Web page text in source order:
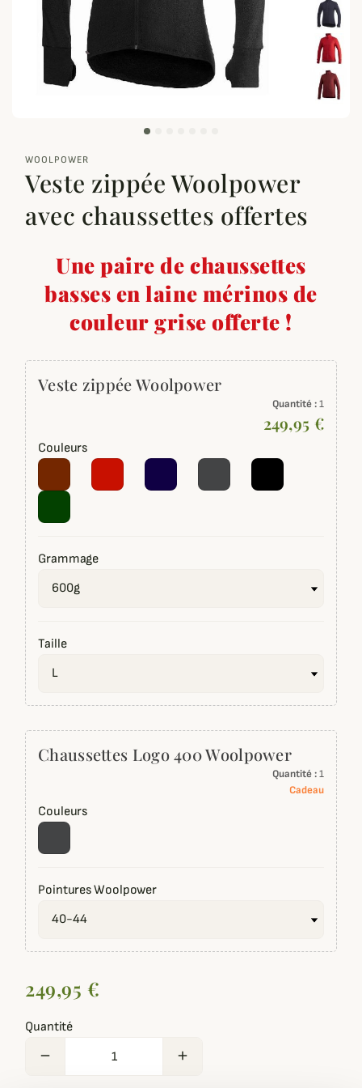
WOOLPOWER
Veste zippée Woolpower
avec chaussettes offertes
Une paire de chaussettes
basses en laine mérinos de
couleur grise offerte !
Veste zippée Woolpower
Quantité :1
249,95 €
Couleurs
Grammage
Taille
Chaussettes Logo 400 Woolpower
Quantité :1
Cadeau
Couleurs
Pointures Woolpower
249,95 €
Quantité
remove add